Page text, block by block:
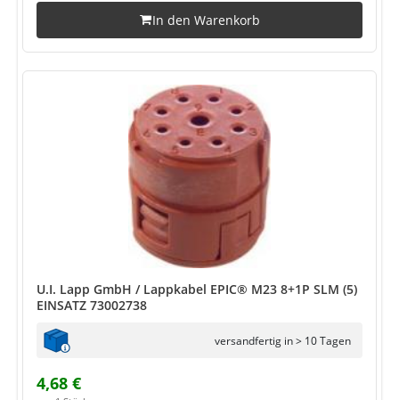
In den Warenkorb
U.I. Lapp GmbH / Lappkabel EPIC® M23 8+1P SLM (5)
EINSATZ 73002738
versandfertig in > 10 Tagen
4,68 €